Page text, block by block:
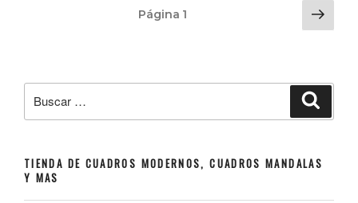
la
tu
Página 1
por:
TIENDA DE CUADROS MODERNOS, CUADROS MANDALAS
Y MAS